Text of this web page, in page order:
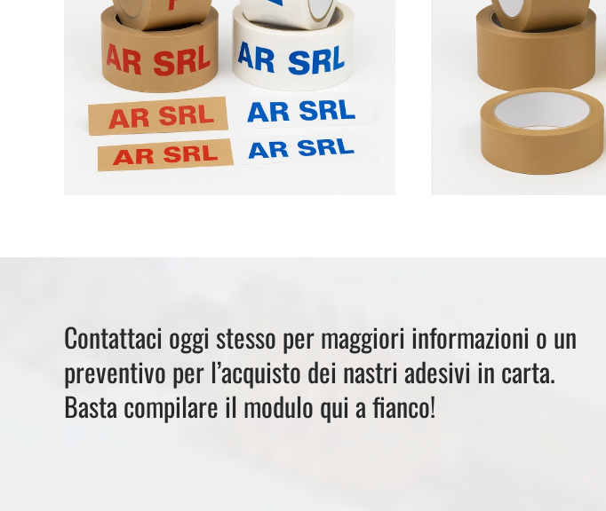
Contattaci oggi stesso per maggiori informazioni o un
preventivo per l’acquisto dei nastri adesivi in carta.
Basta compilare il modulo qui a fianco!